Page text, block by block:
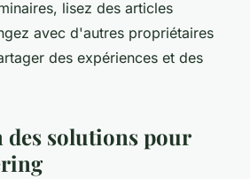
lisez des articles
avec d'autres propriétaires
des expériences et des
des solutions pour